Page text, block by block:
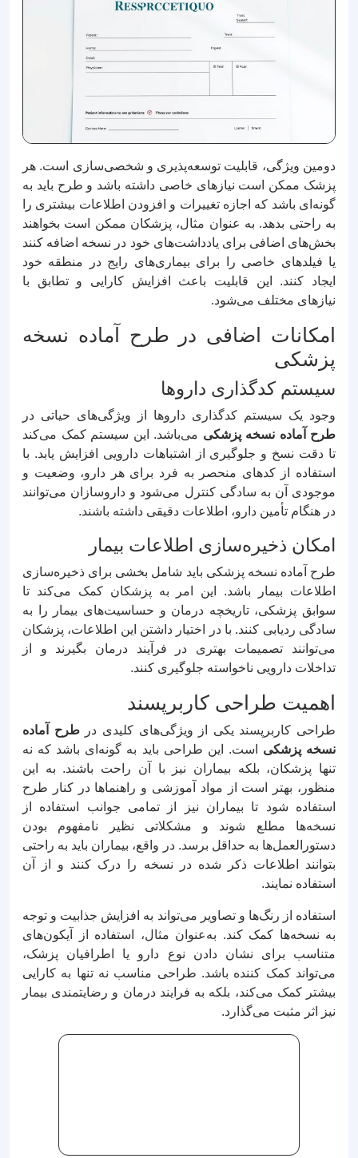
دومین ویژگی، قابلیت توسعه‌پذیری و شخصی‌سازی است. هر
پزشک ممکن است نیازهای خاصی داشته باشد و طرح باید به
گونه‌ای باشد که اجازه تغییرات و افزودن اطلاعات بیشتری را
به راحتی بدهد. به عنوان مثال، پزشکان ممکن است بخواهند
بخش‌های اضافی برای یادداشت‌های خود در نسخه اضافه کنند
یا فیلدهای خاصی را برای بیماری‌های رایج در منطقه خود
ایجاد کنند. این قابلیت باعث افزایش کارایی و تطابق با
نیازهای مختلف می‌شود.
امکانات اضافی در طرح آماده نسخه
پزشکی
سیستم کدگذاری داروها
وجود یک سیستم کدگذاری داروها از ویژگی‌های حیاتی در
طرح آماده نسخه پزشکی می‌باشد. این سیستم کمک می‌کند
تا دقت نسخ و جلوگیری از اشتباهات دارویی افزایش یابد. با
استفاده از کدهای منحصر به فرد برای هر دارو، وضعیت و
موجودی آن به سادگی کنترل می‌شود و داروسازان می‌توانند
در هنگام تأمین دارو، اطلاعات دقیقی داشته باشند.
امکان ذخیره‌سازی اطلاعات بیمار
طرح آماده نسخه پزشکی باید شامل بخشی برای ذخیره‌سازی
اطلاعات بیمار باشد. این امر به پزشکان کمک می‌کند تا
سوابق پزشکی، تاریخچه درمان و حساسیت‌های بیمار را به
سادگی ردیابی کنند. با در اختیار داشتن این اطلاعات، پزشکان
می‌توانند تصمیمات بهتری در فرآیند درمان بگیرند و از
تداخلات دارویی ناخواسته جلوگیری کنند.
اهمیت طراحی کاربرپسند
طراحی کاربرپسند یکی از ویژگی‌های کلیدی درطرح آماده
نسخه پزشکی است. این طراحی باید به گونه‌ای باشد که نه
تنها پزشکان، بلکه بیماران نیز با آن راحت باشند. به این
منظور، بهتر است از مواد آموزشی و راهنماها در کنار طرح
استفاده شود تا بیماران نیز از تمامی جوانب استفاده از
نسخه‌ها مطلع شوند و مشکلاتی نظیر نامفهوم بودن
دستورالعمل‌ها به حداقل برسد. در واقع، بیماران باید به راحتی
بتوانند اطلاعات ذکر شده در نسخه را درک کنند و از آن
استفاده نمایند.
استفاده از رنگ‌ها و تصاویر می‌تواند به افزایش جذابیت و توجه
به نسخه‌ها کمک کند. به‌عنوان مثال، استفاده از آیکون‌های
متناسب برای نشان دادن نوع دارو یا اطرافیان پزشک،
می‌تواند کمک کننده باشد. طراحی مناسب نه تنها به کارایی
بیشتر کمک می‌کند، بلکه به فرایند درمان و رضایتمندی بیمار
نیز اثر مثبت می‌گذارد.